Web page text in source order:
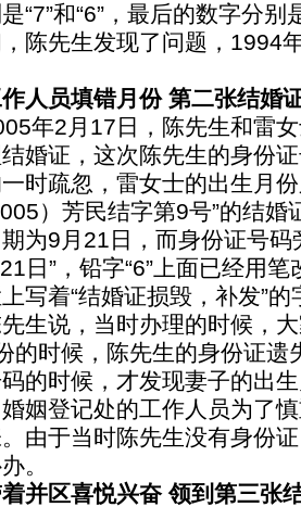
“7”和“6”，最后的数字分别
陈先生发现了问题，1994
员填错月份 第二张结婚
2月17日，陈先生和雷女
婚证，这次陈先生的身份
一时疏忽，雷女士的出生月
）芳民结字第9号”的结
为9月21日，而身份证号
日”，铅字“6”上面已经用
写着“结婚证损毁，补发”的
说，当时办理的时候，大
的时候，陈先生的身份证遗
的时候，才发现妻子的出
姻登记处的工作人员为了
由于当时陈先生没有身份
。
区喜悦兴奋 领到第三张